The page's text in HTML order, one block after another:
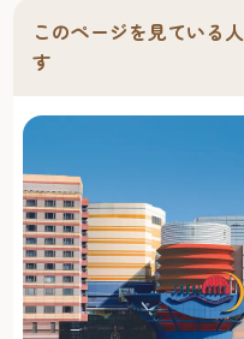
館」］ 営業時間／10:00～
月曜日、8月13～15日、12
このページを見ている
す